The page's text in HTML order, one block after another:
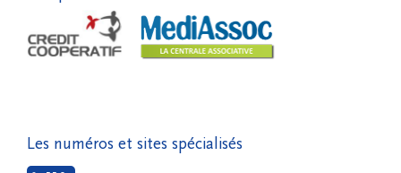
Les numéros et sites spécialisés